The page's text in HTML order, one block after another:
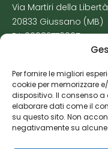
Per fornire le migliori
cookie per memorizzare
dispositivo. Il consenso
elaborare dati come il
su questo sito. Non
negativamente su
Via Martiri della
20833 Giussano (MB)
P.I. 06982770965
Cookie Policy
Risorse Aggiuntive